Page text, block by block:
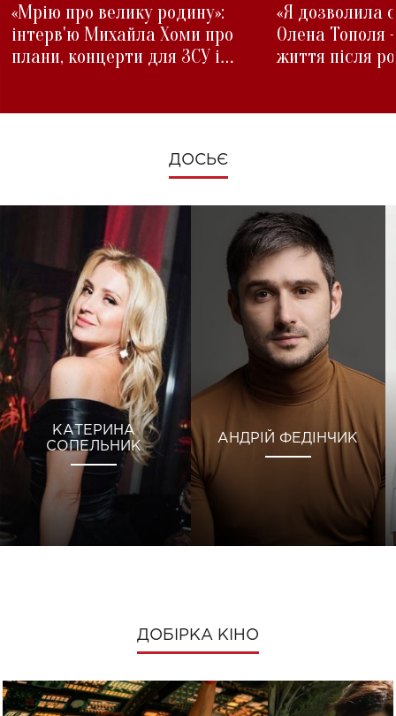
«Мрію про велику родину»:
інтерв'ю Михайла Хоми про
плани, концерти для ЗСУ і
«Я дозволила
Олена Тополя
життя після
ДОСЬЄ
КАТЕРИНА
СОПЕЛЬНИК
АНДРІЙ ФЕДІНЧИК
ДОБІРКА КІНО